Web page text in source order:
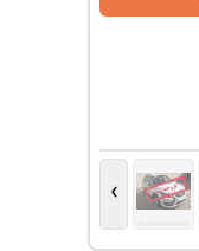
›